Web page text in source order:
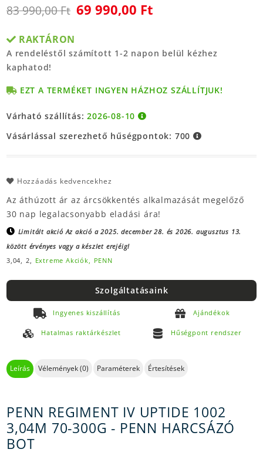
83 990,00 Ft 69 990,00 Ft
RAKTÁRON
A rendeléstől számított 1-2 napon belül kézhez
kaphatod!
EZT A TERMÉKET INGYEN HÁZHOZ SZÁLLÍTJUK!
Várható szállítás:2026-08-10
Vásárlással szerezhető hűségpontok: 700
Hozzáadás kedvencekhez
Az áthúzott ár az árcsökkentés alkalmazását megelőző
30 nap legalacsonyabb eladási ára!
Limitált akcióAz akció a 2025. december 28. és 2026. augusztus 13.
között érvényes vagy a készlet erejéig!
3,04, 2, Extreme Akciók, PENN
Szolgáltatásaink
Ingyenes kiszállítás Ajándékok
Hatalmas raktárkészlet Hűségpont rendszer
Leírás Vélemények (0) Paraméterek Értesítések
PENN REGIMENT IV UPTIDE 1002
3,04M 70-300G - PENN HARCSÁZÓ
BOT